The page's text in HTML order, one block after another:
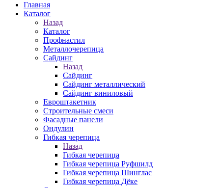
Главная
Каталог
Назад
Каталог
Профнастил
Металлочерепица
Сайдинг
Назад
Сайдинг
Сайдинг металлический
Сайдинг виниловый
Евроштакетник
Строительные смеси
Фасадные панели
Ондулин
Гибкая черепица
Назад
Гибкая черепица
Гибкая черепица Руфшилд
Гибкая черепица Шинглас
Гибкая черепица Дёке